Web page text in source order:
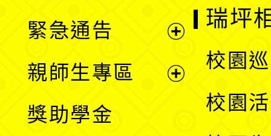
單
選
單
緊急通告
親師生專區
獎助學金
瑞坪
校園
校園